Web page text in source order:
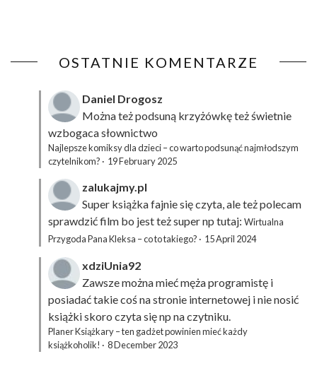
OSTATNIE KOMENTARZE
Daniel Drogosz
Można też podsuną krzyżówkęteż świetnie
wzbogaca słownictwo
Najlepsze komiksy dla dzieci – co warto podsunąć najmłodszym
czytelnikom? · 19 February 2025
zalukajmy.pl
Super książka fajnie się czyta, ale też polecam
sprawdzić film bo jest też super np tutaj: Wirtualna
Przygoda Pana Kleksa – co to takiego? · 15 April 2024
xdziUnia92
Zawsze można mieć męża programistę i
posiadać takie coś na stronie internetowej i nie nosić
książki skoro czyta się np na czytniku.
Planer Książkary – ten gadżet powinien mieć każdy
książkoholik! · 8 December 2023